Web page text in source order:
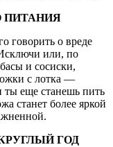
ПИТАНИЯ
говорить о вреде
или, по
и сосиски,
с лотка —
ты еще станешь пить
станет более яркой
ГОД